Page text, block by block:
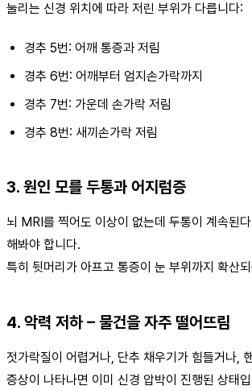
눌리는 신경 위치에 따라 저린 부위가 다릅니다:
경추 5번: 어깨 통증과 저림
경추 6번: 어깨부터 엄지손가락까지
경추 7번: 가운데 손가락 저림
경추 8번: 새끼손가락 저림
3. 원인 모를 두통과 어지럼증
뇌 MRI를 찍어도 이상이 없는데 두통이 계속된
해봐야 합니다.
특히 뒷머리가 아프고 통증이 눈 부위까지 확산
4. 악력 저하 – 물건을 자주 떨어뜨림
젓가락질이 어렵거나, 단추 채우기가 힘들거나,
증상이 나타나면 이미 신경 압박이 진행된 상태